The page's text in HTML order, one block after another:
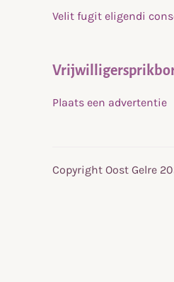
Velit fugit eligendi
Plaats een advertentie
Copyright Oost Gelre